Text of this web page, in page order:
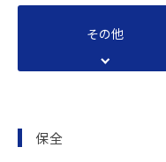
その他
保全